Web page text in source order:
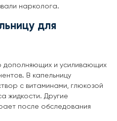
нарколога.
для
дополняющих и усиливающих
В капельницу
с витаминами, глюкозой
жидкости. Другие
после обследования